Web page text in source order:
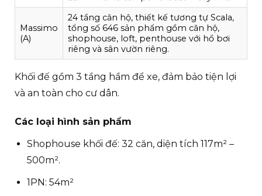
Massimo
(A)
24 tầng căn hộ, thiết kế tương tự Scala,
tổng số 646 sản phẩm gồm căn hộ,
shophouse, loft, penthouse với hồ bơi
riêng và sân vườn riêng.
Khối đế gồm 3 tầng hầm để xe, đảm bảo tiện lợi
và an toàn cho cư dân.
Các loại hình sản phẩm
Shophouse khối đế: 32 căn, diện tích 117m² –
500m².
1PN: 54m²